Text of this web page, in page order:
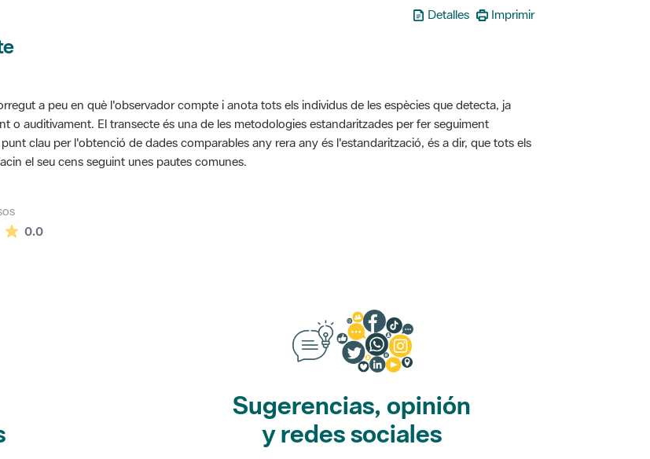
Detalles Imprimir
a peu en què l'observador compte i anota tots els individus de les espècies que detecta, ja
o auditivament. El transecte és una de les metodologies estandaritzades per fer seguiment
clau per l'obtenció de dades comparables any rera any és l'estandarització, és a dir, que tots els
el seu cens seguint unes pautes comunes.
0.0La valoración media es de 0 estrellas de 5.
Sugerencias, opinión
y redes sociales